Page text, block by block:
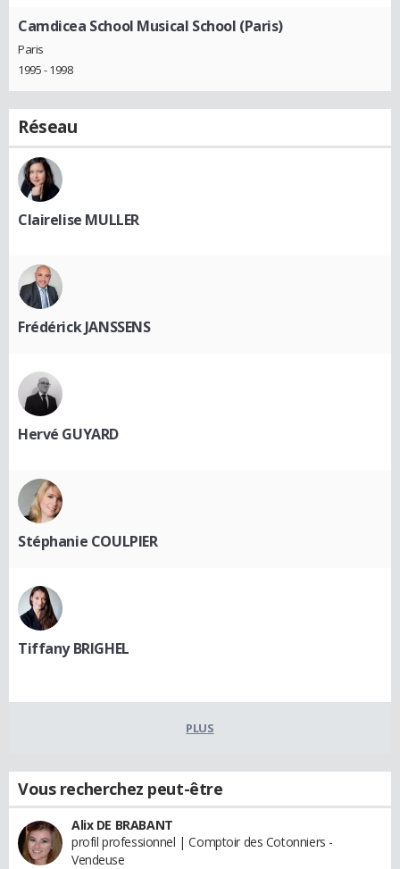
Camdicea School Musical School (Paris)
Paris
1995 - 1998
Réseau
Clairelise MULLER
Frédérick JANSSENS
Hervé GUYARD
Stéphanie COULPIER
Tiffany BRIGHEL
PLUS
Vous recherchez peut-être
Alix DE BRABANT
profil professionnel | Comptoir des Cotonniers -
Vendeuse